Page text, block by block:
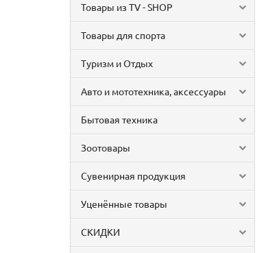
Товары из TV - SHOP
Товары для спорта
Туризм и Отдых
Авто и мототехника, аксессуары
Бытовая техника
Зоотовары
Сувенирная продукция
Уценённые товары
СКИДКИ